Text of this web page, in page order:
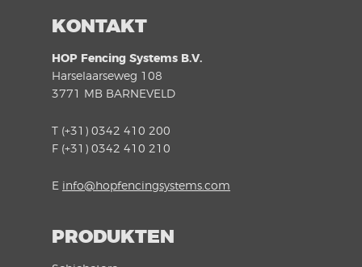
KONTAKT
HOP Fencing Systems B.V.
Harselaarseweg 108
3771 MB BARNEVELD
T (+31) 0342 410 200
F (+31) 0342 410 210
E info@hopfencingsystems.com
PRODUKTEN